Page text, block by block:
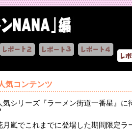
気コンテンツ
気シリーズ『ラーメン街道一番星』
月嵐でこれまでに登場した期間限定ラ